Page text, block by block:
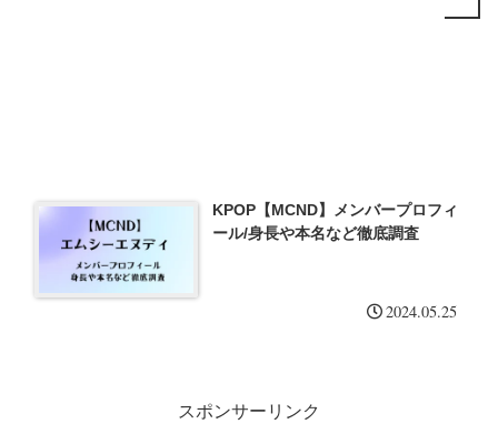
KPOP【MCND】メンバープロフィ
ール/身長や本名など徹底調査
2024.05.25
スポンサーリンク